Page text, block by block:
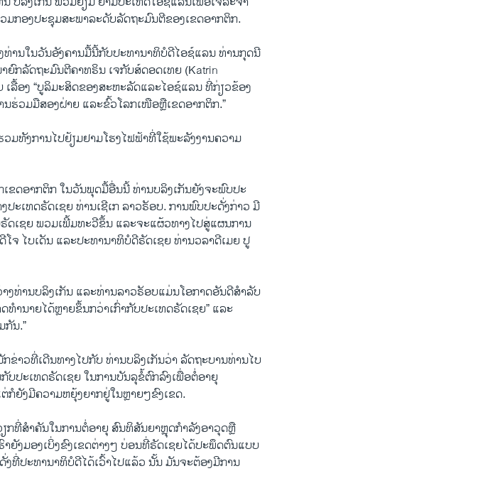
ມກອງປະຊຸມສະພາລະດັບລັດຖະມົນຕີຂອງເຂດອາກຕິກ.
ານໃນວັນອັງຄານມື້ນີ້ກັບປະທານາທິບໍດີໄອຊ໌ແລນ ທ່ານກຸດນີ
ຍົກລັດຖະມົນຕີຄາທຣິນ ເຈກັບສ໌ດອດເທຍ (Katrin
ລື້ອງ “ບູລິມະສິດຂອງສະຫະລັດແລະໄອຊ໌ແລນ ທີ່ກ່ຽວຂ້ອງ
ຮ່ວມມືສອງຝ່າຍ ແລະຂົ້ວໂລກເໜືອຫຼືເຂດອາກຕິກ.”
ທັງການໄປຢ້ຽມຢາມໂຮງໄຟຟ້າທີ່ໃຊ້ພະລັງງານຄວາມ
ຂດອາກຕິກ ໃນວັນພຸດມື້ອື່ນນີ້ ທ່ານບລິງເກັນຍັງຈະພົບປະ
ະເທດຣັດເຊຍ ທ່ານເຊີເກ ລາວຣັອບ. ການພົບປະດັ່ງກ່າວ ມີ
ດເຊຍ ພວມເພີ້ມທະວີຂຶ້ນ ແລະຈະແຜ້ວທາງໄປສູ່ແຜນການ
ໄບເດັນ ແລະປະທານາທິບໍດີຣັດເຊຍ ທ່ານວລາດີເມຍ ປູ
ງທ່ານບລິງເກັນ ແລະທ່ານລາວຣັອບແມ່ນໂອກາດອັນດີສຳລັບ
ຳນາຍໄດ້ຫຼາຍຂຶ້ນກວ່າເກົ່າກັບປະເທດຣັດເຊຍ” ແລະ
ນ.”
າວທີ່ເດີນທາງໄປກັບ ທ່ານບລິງເກັນວ່າ ລັດຖະບານທ່ານໄບ
ປະເທດຣັດເຊຍ ໃນການບັນລຸຂໍ້ຕົກລົງເພື່ອຕໍ່ອາຍຸ
ຍັງມີຄວາມຫຍຸ້ງຍາກຢູ່ໃນຫຼາຍໆຂົງເຂດ.
ກທີ່ສຳຄັນໃນການຕໍ່ອາຍຸ ສົນທິສັນຍາຫຼຸດກຳລັງອາວຸດຫຼື
ງມອງເບິ່ງຂົງເຂດຕ່າງໆ ບ່ອນທີ່ຣັດເຊຍໄດ້ປະພຶດຕົນແບບ
ທີ່ປະທານາທິບໍດີໄດ້ເວົ້າໄປແລ້ວ ນັ້ນ ມັນຈະຕ້ອງມີການ